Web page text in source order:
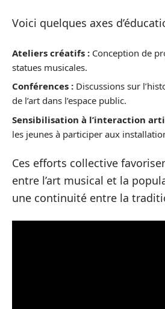
Voici quelques axes
Ateliers créatifs : Conception de
statues musicales.
Conférences : Discussions sur
de l’art dans l’espace public.
Sensibilisation à l’interaction
les jeunes à participer aux
Ces efforts collective
entre l’art musical et la
une continuité entre la